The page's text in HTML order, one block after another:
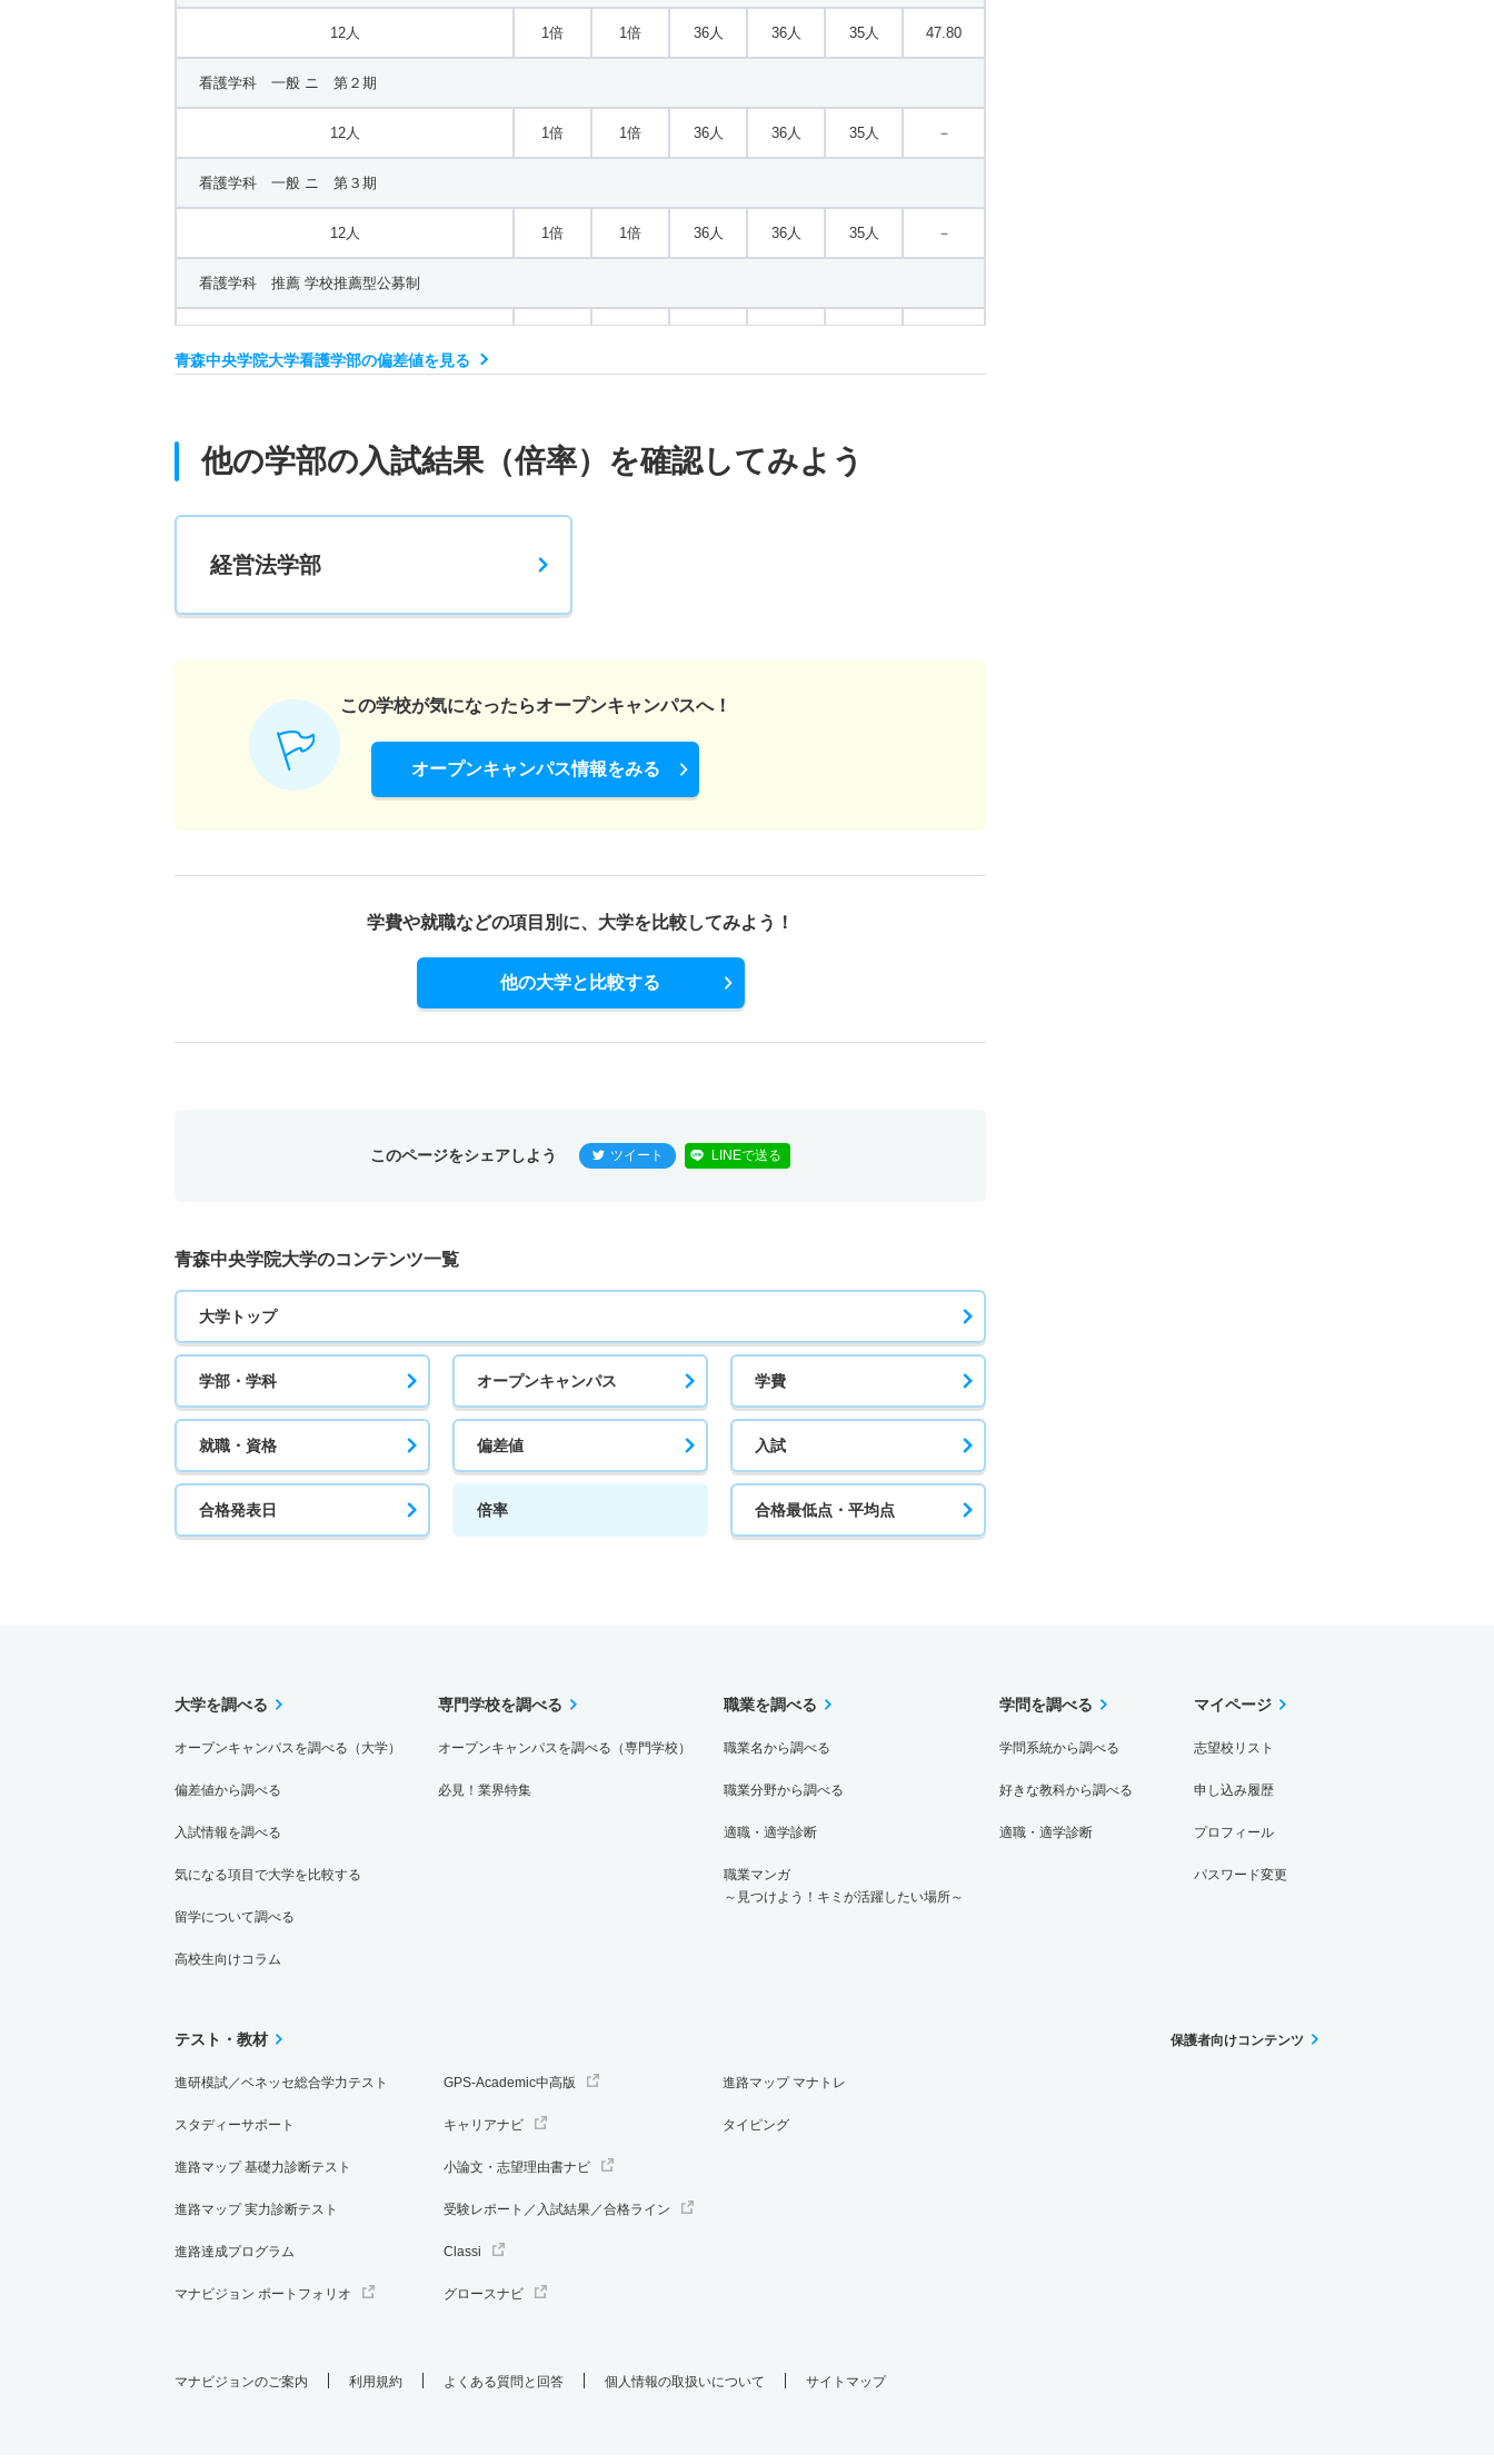
12人 1倍 1倍 36人 36人 35人 47.80
看護学科 一般 ニ 第２期
12人 1倍 1倍 36人 36人 35人 －
看護学科 一般 ニ 第３期
12人 1倍 1倍 36人 36人 35人 －
看護学科 推薦 学校推薦型公募制
青森中央学院大学看護学部の偏差値を見る
他の学部の入試結果（倍率）を確認してみよう
経営法学部
この学校が気になったらオープンキャンパスへ！
オープンキャンパス情報をみる
学費や就職などの項目別に、 大学を比較してみよう！
他の大学と比較する
このページをシェアしよう ツイート LINEで送る
青森中央学院大学のコンテンツ一覧
大学トップ
学部・学科 オープンキャンパス 学費
就職・資格 偏差値 入試
合格発表日 倍率 合格最低点・平均点
大学を調べる
オープンキャンパスを調べる（大学）
偏差値から調べる
入試情報を調べる
気になる項目で大学を比較する
留学について調べる
高校生向けコラム
専門学校を調べる
オープンキャンパスを調べる（専門学校）
必見！業界特集
職業を調べる
職業名から調べる
職業分野から調べる
適職・適学診断
職業マンガ
～見つけよう！キミが活躍したい場所～
学問を調べる
学問系統から調べる
好きな教科から調べる
適職・適学診断
マイページ
志望校リスト
申し込み履歴
プロフィール
パスワード変更
テスト・教材
進研模試／ベネッセ総合学力テスト
スタディーサポート
進路マップ 基礎力診断テスト
進路マップ 実力診断テスト
進路達成プログラム
マナビジョン ポートフォリオ
GPS-Academic中高版
キャリアナビ
小論文・志望理由書ナビ
受験レポート／入試結果／合格ライン
Classi
グロースナビ
進路マップ マナトレ
タイピング
保護者向けコンテンツ
マナビジョンのご案内 利用規約 よくある質問と回答 個人情報の取扱いについて サイトマップ